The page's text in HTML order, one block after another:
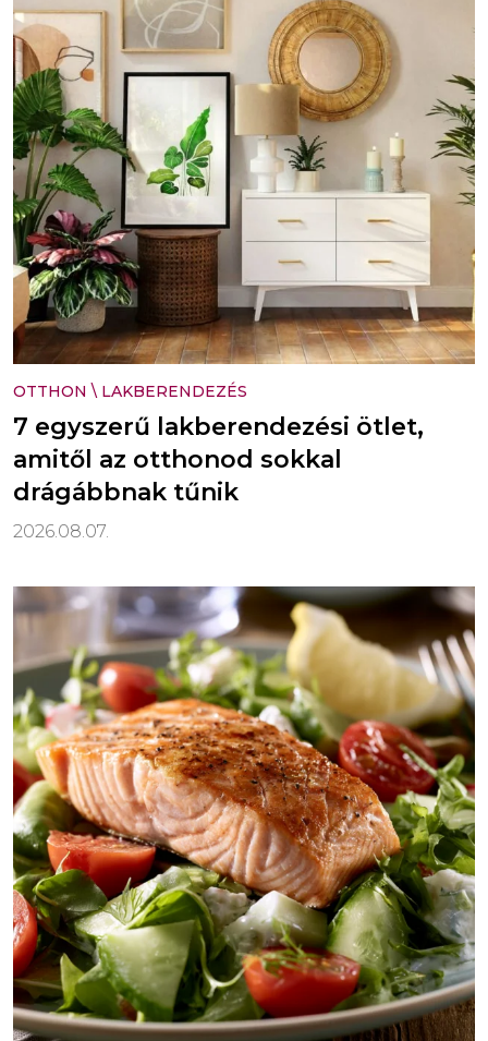
OTTHON \ LAKBERENDEZÉS
7 egyszerű lakberendezési ötlet,
amitől az otthonod sokkal
drágábbnak tűnik
2026.08.07.